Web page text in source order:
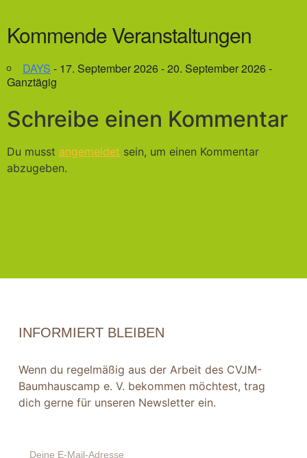
Kommende Veranstaltungen
DAYS - 17. September 2026 - 20. September 2026 -
Ganztägig
Schreibe einen Kommentar
Du musst angemeldet sein, um einen Kommentar
abzugeben.
INFORMIERT BLEIBEN
Wenn du regelmäßig aus der Arbeit des CVJM-
Baumhauscamp e. V. bekommen möchtest, trag
dich gerne für unseren Newsletter ein.